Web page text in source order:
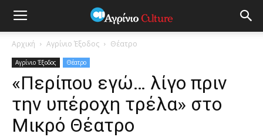
Αρχική Αγρίνιο Έξοδος Θέατρο
Αγρίνιο Έξοδος Θέατρο
«Περίπου εγώ… λίγο πριν
την υπέροχη τρέλα» στο
Μικρό Θέατρο